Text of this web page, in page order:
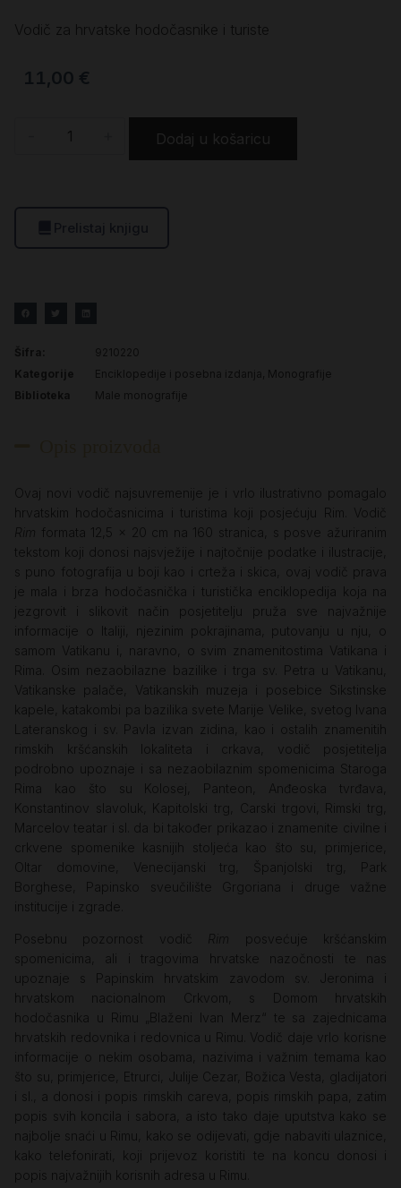
Vodič za hrvatske hodočasnike i turiste
11,00 €
Dodaj u košaricu
Šifra:
9210220
Kategorije
Enciklopedije i posebna izdanja
Monografije
Biblioteka
Male monografije
Ovaj novi vodič najsuvremenije je i vrlo ilustrativno pomagalo
hrvatskim hodočasnicima i turistima koji posjećuju Rim. Vodič
Rim
formata 12,5 x 20 cm na 160 stranica, s posve ažuriranim
tekstom koji donosi najsvježije i najtočnije podatke i ilustracije,
s puno fotografija u boji kao i crteža i skica, ovaj vodič prava
je mala i brza hodočasnička i turistička enciklopedija koja na
jezgrovit i slikovit način posjetitelju pruža sve najvažnije
informacije o Italiji, njezinim pokrajinama, putovanju u nju, o
samom Vatikanu i, naravno, o svim znamenitostima Vatikana i
Rima. Osim nezaobilazne bazilike i trga sv. Petra u Vatikanu,
Vatikanske palače, Vatikanskih muzeja i posebice Sikstinske
kapele, katakombi pa bazilika svete Marije Velike, svetog Ivana
Lateranskog i sv. Pavla izvan zidina, kao i ostalih znamenitih
rimskih kršćanskih lokaliteta i crkava, vodič posjetitelja
podrobno upoznaje i sa nezaobilaznim spomenicima Staroga
Rima kao što su Kolosej, Panteon, Anđeoska tvrđava,
Konstantinov slavoluk, Kapitolski trg, Carski trgovi, Rimski trg,
Marcelov teatar i sl. da bi također prikazao i znamenite civilne i
crkvene spomenike kasnijih stoljeća kao što su, primjerice,
Oltar domovine, Venecijanski trg, Španjolski trg, Park
Borghese, Papinsko sveučilište Grgoriana i druge važne
institucije i zgrade.
Posebnu pozornost vodič Rim
posvećuje kršćanskim
spomenicima, ali i tragovima hrvatske nazočnosti te nas
upoznaje s Papinskim hrvatskim zavodom sv. Jeronima i
hrvatskom nacionalnom Crkvom, s Domom hrvatskih
hodočasnika u Rimu „Blaženi Ivan Merz“ te sa zajednicama
hrvatskih redovnika i redovnica u Rimu. Vodič daje vrlo korisne
informacije o nekim osobama, nazivima i važnim temama kao
što su, primjerice, Etrurci, Julije Cezar, Božica Vesta, gladijatori
i sl., a donosi i popis rimskih careva, popis rimskih papa, zatim
popis svih koncila i sabora, a isto tako daje uputstva kako se
najbolje snaći u Rimu, kako se odijevati, gdje nabaviti ulaznice,
kako telefonirati, koji prijevoz koristiti te na koncu donosi i
popis najvažnijih korisnih adresa u Rimu.